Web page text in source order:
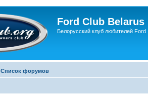
Ford Club Belarus
Белорусский клуб любителей Ford
Список форумов